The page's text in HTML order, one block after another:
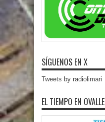
SÍGUENOS EN X
Tweets by radiolimari
EL TIEMPO EN OVALLE